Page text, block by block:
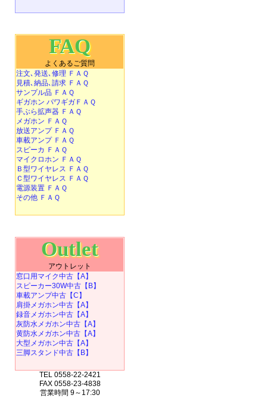
FAQ
よくあるご質問
注文､発送､修理 ＦＡＱ
見積､納品､請求 ＦＡＱ
サンプル品 ＦＡＱ
ギガホン パワギガＦＡＱ
手ぶら拡声器 ＦＡＱ
メガホン ＦＡＱ
放送アンプ ＦＡＱ
車載アンプ ＦＡＱ
スピーカ ＦＡＱ
マイクロホン ＦＡＱ
Ｂ型ワイヤレス ＦＡＱ
Ｃ型ワイヤレス ＦＡＱ
電源装置 ＦＡＱ
その他 ＦＡＱ
Outlet
アウトレット
窓口用マイク中古【A】
スピーカー30W中古【B】
車載アンプ中古【C】
肩掛メガホン中古【A】
録音メガホン中古【A】
灰防水メガホン中古【A】
黄防水メガホン中古【A】
大型メガホン中古【A】
三脚スタンド中古【B】
TEL 0558-22-2421
FAX 0558-23-4838
営業時間 9～17:30